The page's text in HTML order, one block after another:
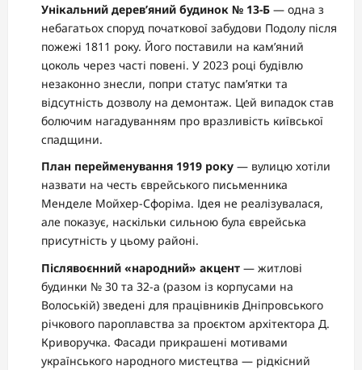
Унікальний дерев’яний будинок № 13-Б — одна з
небагатьох споруд початкової забудови Подолу після
пожежі 1811 року. Його поставили на кам’яний
цоколь через часті повені. У 2023 році будівлю
незаконно знесли, попри статус пам’ятки та
відсутність дозволу на демонтаж. Цей випадок став
болючим нагадуванням про вразливість київської
спадщини.
План перейменування 1919 року — вулицю хотіли
назвати на честь єврейського письменника
Менделе Мойхер-Сфоріма. Ідея не реалізувалася,
але показує, наскільки сильною була єврейська
присутність у цьому районі.
Післявоєнний «народний» акцент — житлові
будинки № 30 та 32-а (разом із корпусами на
Волоській) зведені для працівників Дніпровського
річкового пароплавства за проєктом архітектора Д.
Криворучка. Фасади прикрашені мотивами
українського народного мистецтва — рідкісний